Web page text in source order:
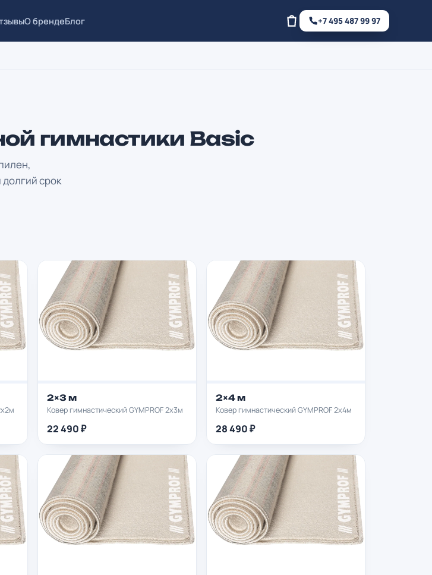
О брендеБлог +7 495 487 99 97
гимнастики Basic
срок
2×3 м
Ковер гимнастический GYMPROF 2х3м
22 490 ₽
2×4 м
Ковер гимнастический GYMPROF 2х4м
28 490 ₽